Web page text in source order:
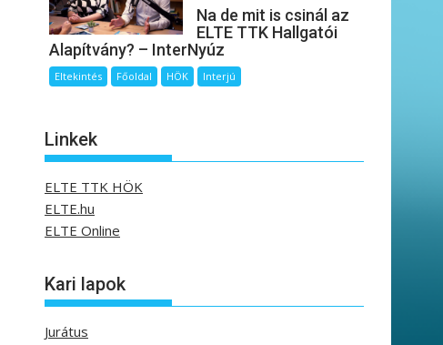
Na de mit is csinál az
ELTE TTK Hallgatói
Alapítvány? – InterNyúz
Eltekintés Főoldal HÖK Interjú
Linkek
ELTE TTK HÖK
ELTE.hu
ELTE Online
Kari lapok
Jurátus